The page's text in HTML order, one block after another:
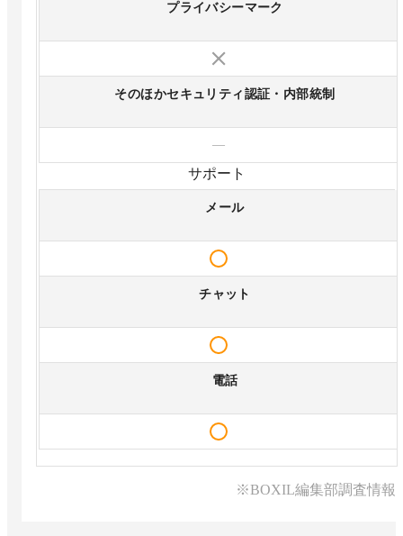
プライバシーマーク
そのほかセキュリティ認証・内部統制
—
サポート
メール
チャット
電話
※BOXIL編集部調査情報